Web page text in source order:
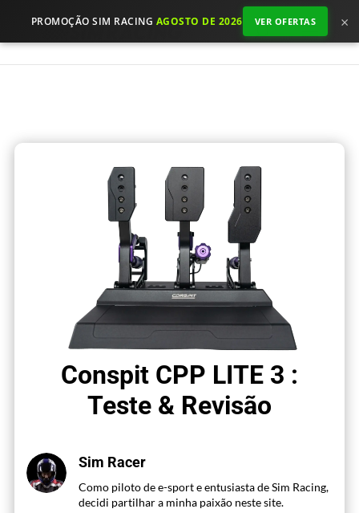
PROMOÇÃO SIM RACING AGOSTO DE 2026 VER OFERTAS ×
Conspit CPP LITE 3 :
Teste & Revisão
Sim Racer
Como piloto de e-sport e entusiasta de Sim Racing,
decidi partilhar a minha paixão neste site.